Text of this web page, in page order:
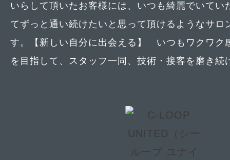
いらして頂いたお客様には、いつも綺麗でいてい
てずっと通い続けたいと思って頂けるようなサロ
す。【新しい自分に出会える】 いつもワクワク
を目指して、スタッフ一同、技術・接客を磨き続